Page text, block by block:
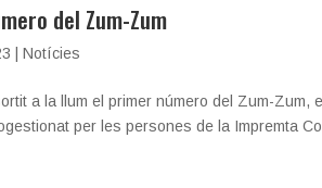
del Zum-Zum
|Notícies
a la llum el primer número del Zum-Zum,
per les persones de la Impremta